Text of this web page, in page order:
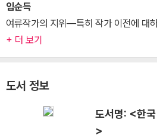
임순득
여류작가의 지위―특히 작가 이전에 대
+ 더 보기
도서 정보
도서명: <한
>